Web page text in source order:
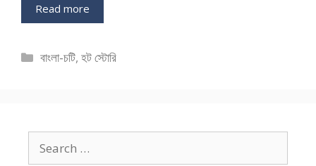
Read more
Categories
বাংলা-চটি,হট স্টোরি
for: